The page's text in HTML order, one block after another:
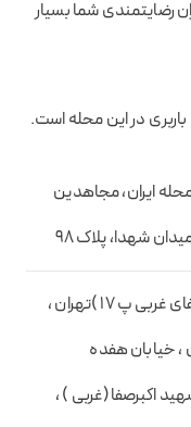
رضایتمندی شما بسیار
در این محله است.
منطقه 12، محله ایران، مجاهدین
شهدا، پلاک 98
خ 17 شهریور خ صفای غربی پ 17 )تهران ،
خیابان هفده
اکبرصفا(غربی ) ،